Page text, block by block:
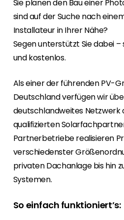
Erneuerbaren Energie
bei uns richtig!
Hauseigentümer
Wenn Sie auf der
Produkt- und
Sie planen den Bau einer
sind auf der Suche nach
Installateur in Ihrer Nähe?
Segen unterstützt Sie dabei
und kostenlos.
Als einer der führenden PV-
Deutschland verfügen wir
deutschlandweites Netzwerk
qualifizierten
Partnerbetriebe realisieren
verschiedenster
privaten Dachanlage bis hin
Systemen.
So einfach funktioniert’s: